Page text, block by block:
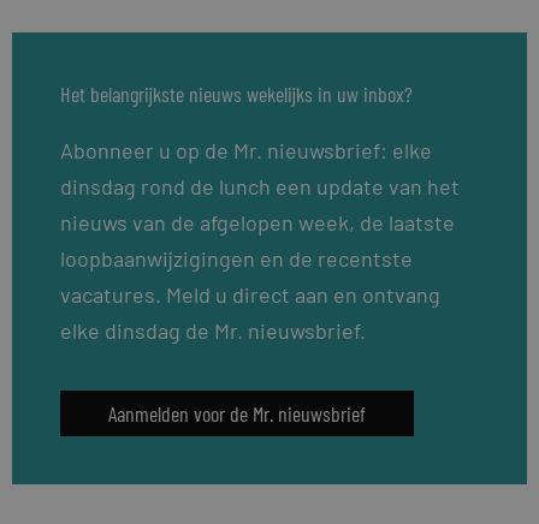
Het belangrijkste nieuws wekelijks in uw inbox?
Abonneer u op de Mr. nieuwsbrief: elke
dinsdag rond de lunch een update van het
nieuws van de afgelopen week, de laatste
loopbaanwijzigingen en de recentste
vacatures. Meld u direct aan en ontvang
elke dinsdag de Mr. nieuwsbrief.
Aanmelden voor de Mr. nieuwsbrief